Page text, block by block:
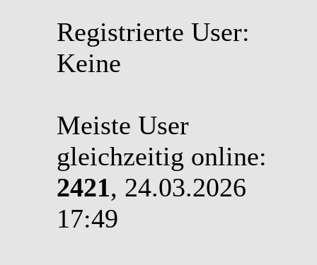
Registrierte User:
Keine
Meiste User
gleichzeitig online:
2421, 24.03.2026
17:49